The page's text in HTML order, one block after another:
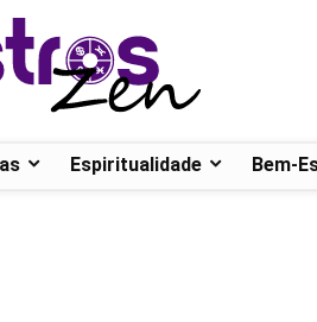
Espiritualidade Bem-